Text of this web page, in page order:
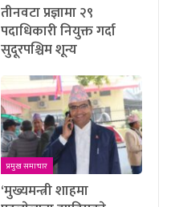
तीनवटा प्रज्ञामा २९
पदाधिकारी नियुक्त गर्दा
सुदूरपश्चिम शून्य
प्रमुख समाचार
‘मुख्यमन्त्री शाहमा